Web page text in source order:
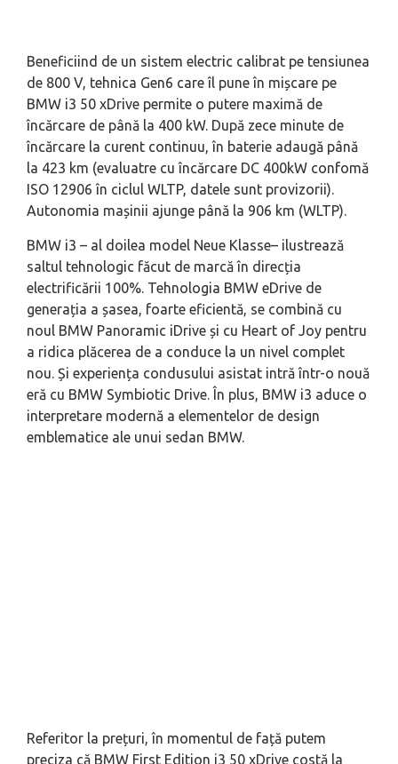
Beneficiind de un sistem electric calibrat pe tensiunea
de 800 V, tehnica Gen6 care îl pune în mișcare pe
BMW i3 50 xDrive permite o putere maximă de
încărcare de până la 400 kW. După zece minute de
încărcare la curent continuu, în baterie adaugă până
la 423 km (evaluatre cu încărcare DC 400kW confomă
ISO 12906 în ciclul WLTP, datele sunt provizorii).
Autonomia mașinii ajunge până la 906 km (WLTP).
BMW i3 – al doilea model Neue Klasse– ilustrează
saltul tehnologic făcut de marcă în direcția
electrificării 100%. Tehnologia BMW eDrive de
generația a șasea, foarte eficientă, se combină cu
noul BMW Panoramic iDrive și cu Heart of Joy pentru
a ridica plăcerea de a conduce la un nivel complet
nou. Și experiența condusului asistat intră într-o nouă
eră cu BMW Symbiotic Drive. În plus, BMW i3 aduce o
interpretare modernă a elementelor de design
emblematice ale unui sedan BMW.
Referitor la prețuri, în momentul de față putem
preciza că BMW First Edition i3 50 xDrive costă la